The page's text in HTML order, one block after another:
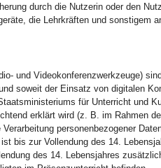
durch die Nutzerin oder den
die Lehrkräften und sonstigem
und Videokonferenzwerkzeuge)
soweit der Einsatz von digitalen
für Unterricht und
erklärt wird (z. B. im Rahmen
personenbezogener
bis zur Vollendung des 14.
des 14. Lebensjahres